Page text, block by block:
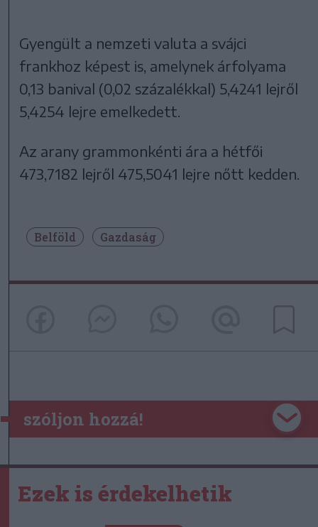
Gyengült a nemzeti valuta a svájci
frankhoz képest is, amelynek árfolyama
0,13 banival (0,02 százalékkal) 5,4241 lejről
5,4254 lejre emelkedett.
Az arany grammonkénti ára a hétfői
473,7182 lejről 475,5041 lejre nőtt kedden.
Belföld Gazdaság
szóljon hozzá!
Ezek is érdekelhetik